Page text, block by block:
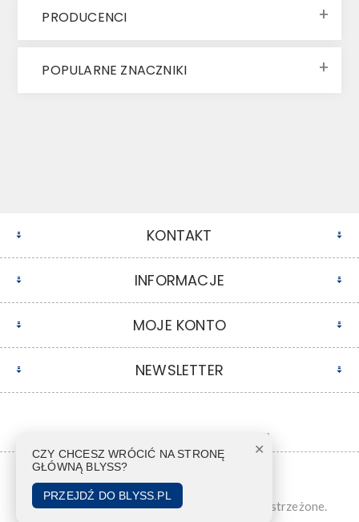
PRODUCENCI
POPULARNE ZNACZNIKI
KONTAKT
INFORMACJE
MOJE KONTO
NEWSLETTER
Copyright © 2026 Blyss. Wszelkie prawa zastrzeżone.
✕
CZY CHCESZ WRÓCIĆ NA STRONĘ
GŁÓWNĄ BLYSS?
PRZEJDŹ DO BLYSS.PL